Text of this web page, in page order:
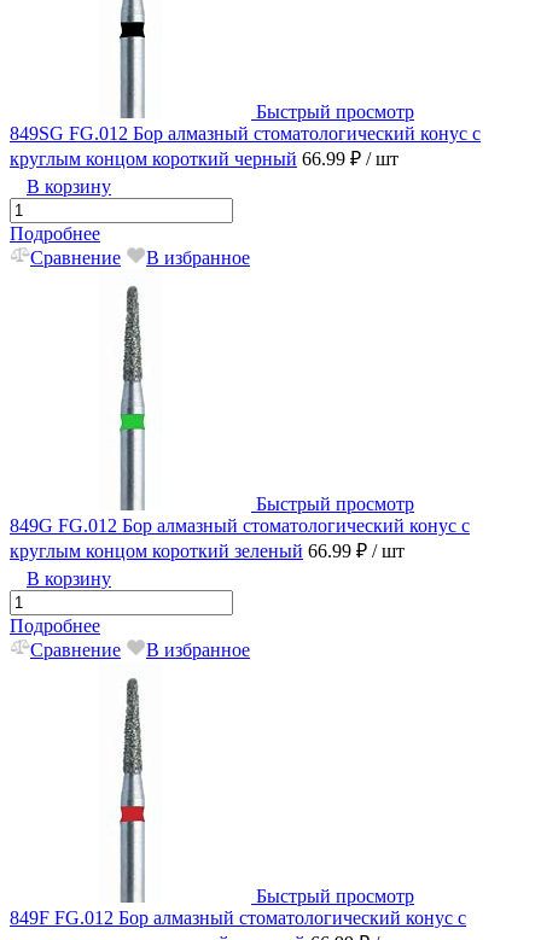
Быстрый просмотр
849SG FG.012 Бор алмазный стоматологический конус с
круглым концом короткий черный 66.99 ₽ / шт
В корзину
Подробнее
Сравнение
В избранное
Быстрый просмотр
849G FG.012 Бор алмазный стоматологический конус с
круглым концом короткий зеленый 66.99 ₽ / шт
В корзину
Подробнее
Сравнение
В избранное
Быстрый просмотр
849F FG.012 Бор алмазный стоматологический конус с